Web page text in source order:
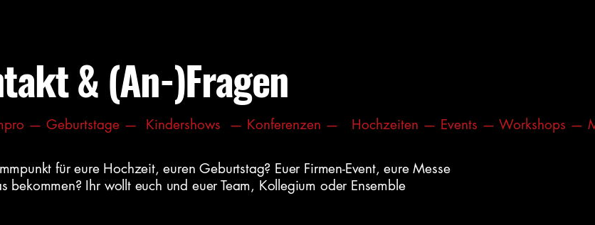
& (An-)Fragen
— Geburtstage —  Kindershows  — Konferenzen —   Hochzeiten —
für eure Hochzeit, euren Geburtstag? Euer Firmen-Event, eure Messe
bekommen? Ihr wollt euch und euer Team, Kollegium oder Ensemble